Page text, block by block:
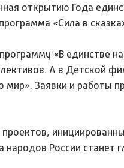
открытию Года
«Сила в
«В единстве
А в Детской
мир». Заявки и работы
России станет